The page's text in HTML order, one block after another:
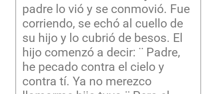
padre lo vió y se conmovió. Fue
corriendo, se echó al cuello de
su hijo y lo cubrió de besos. El
hijo comenzó a decir: ¨ Padre,
he pecado contra el cielo y
contra tí. Ya no merezco